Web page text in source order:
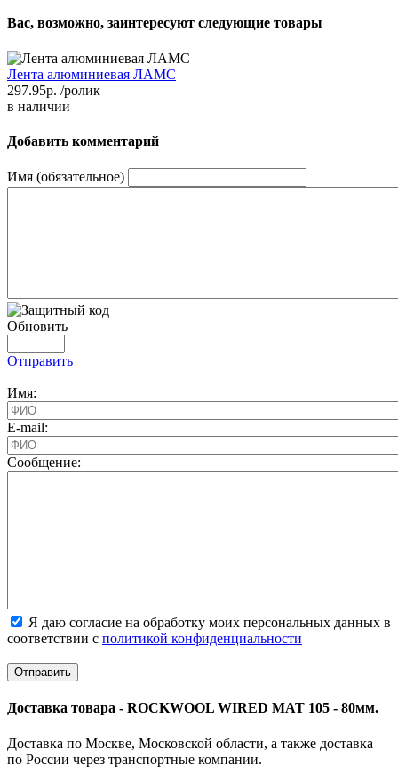
Вас, возможно, заинтересуют следующие товары
Лента алюминиевая ЛАМС
297.95р. /ролик
в наличии
Добавить комментарий
Имя (обязательное)
Обновить
Отправить
Имя:
E-mail:
Cообщение:
Я даю согласие на обработку моих персональных данных в
соответствии с политикой конфиденциальности
Доставка товара - ROCKWOOL WIRED MAT 105 - 80мм.
Доставка по Москве, Московской области, а также доставка
по России через транспортные компании.